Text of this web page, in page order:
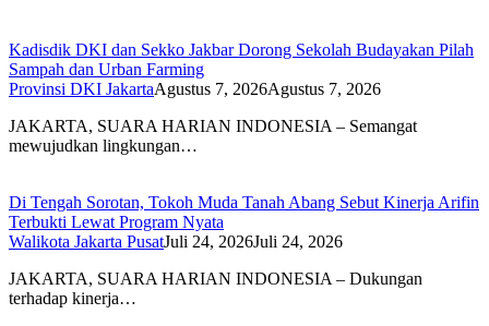
Kadisdik DKI dan Sekko Jakbar Dorong Sekolah Budayakan Pilah
Sampah dan Urban Farming
Provinsi DKI JakartaAgustus 7, 2026Agustus 7, 2026
JAKARTA, SUARA HARIAN INDONESIA – Semangat
mewujudkan lingkungan…
Di Tengah Sorotan, Tokoh Muda Tanah Abang Sebut Kinerja Arifin
Terbukti Lewat Program Nyata
Walikota Jakarta PusatJuli 24, 2026Juli 24, 2026
JAKARTA, SUARA HARIAN INDONESIA – Dukungan
terhadap kinerja…